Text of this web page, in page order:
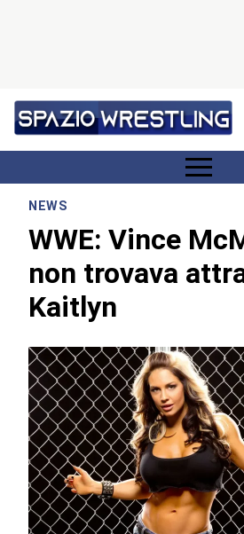
NEWS
WWE: Vince
non trovava
Kaitlyn